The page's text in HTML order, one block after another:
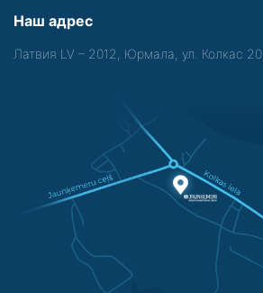
Наш адрес
Латвия LV – 2012, Юрмала, ул. Колкас 20